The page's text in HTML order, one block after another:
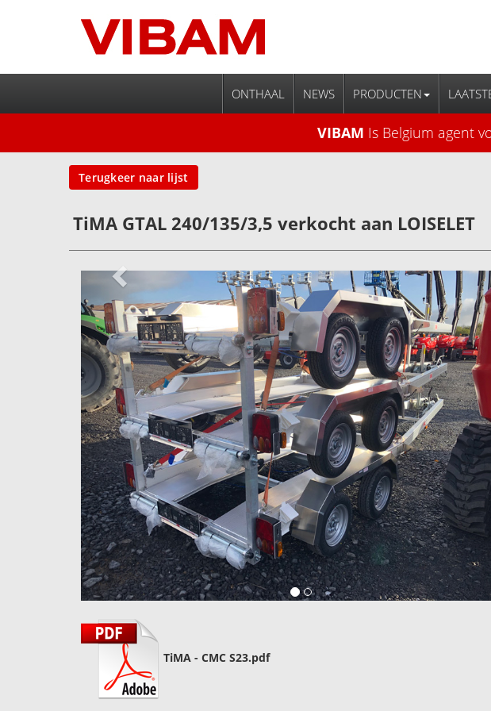
ONTHAAL NEWS PRODUCTEN
VIBAM Is Belgium agent
Terugkeer naar lijst
TiMA GTAL 240/135/3,5 verkocht aan LOISELET
TiMA - CMC S23.pdf